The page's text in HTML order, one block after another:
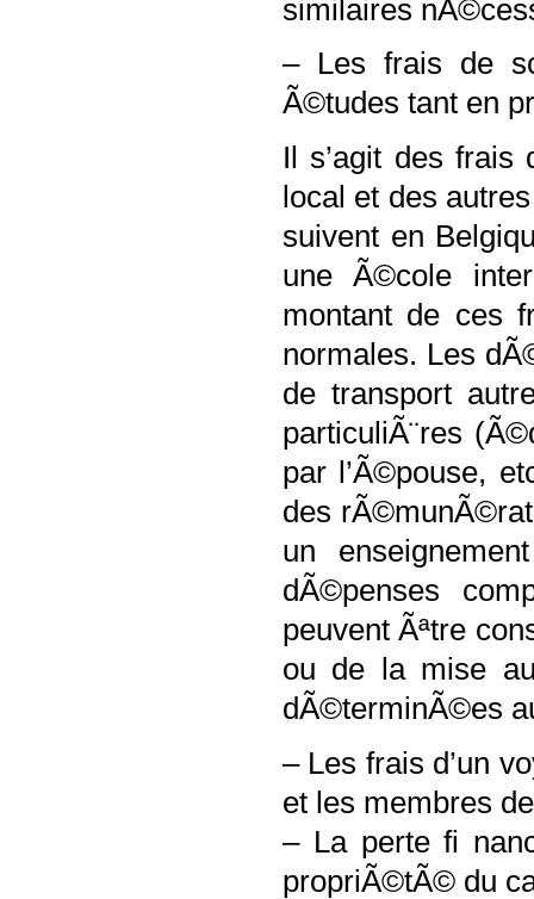
similaires
– Les frais de
Ã©tudes tant en
Il s’agit des
local et des
suivent en
une Ã©cole
montant de ces
normales. Les
de transport
particuliÃ¨res
par l’Ã©pouse,
des
un
dÃ©penses
peuvent Ãªtre
ou de la mise
dÃ©terminÃ©es
– Les frais d’un
et les membres
– La perte fi
propriÃ©tÃ© du